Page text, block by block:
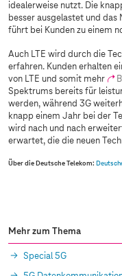
idealerweise nutzt. Die
besser ausgelastet und das
führt bei Kunden zu einem
Auch LTE wird durch die
erfahren. Kunden erhalten
von LTE und somit mehr
Spektrums bereits für
werden, während 3G
knapp einem Jahr bei der
wird nach und nach
erwartet, die die neuen
Über die Deutsche Telekom:
Mehr zum Thema
Special 5G